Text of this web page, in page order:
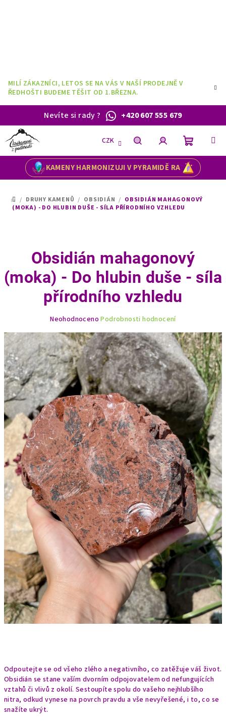
MILÍ ZÁKAZNÍCI, LETOS SE NA VÁS V NAŠÍ PRODEJNĚ V
ŘEDHOŠTI BUDEME TĚŠIT OD 1.BŘEZNA.
Nevíte si rady? +420 607 555 679
KAMENY HARMONIZUJI V PYRAMIDĚ RA
CZK
HledatPřihlášeníNákupní
DOMŮ
/ DRUHY KAMENŮ / OBSIDIÁN / OBSIDIÁN MAHAGONOVÝ
(MOKA) - DO HLUBIN DUŠE - SÍLA PŘÍRODNÍHO VZHLEDU
Odpoutejte se od všeho zlého a negativního, co zatěžuje váš život.
Obsidián se stane vaším dvorním odpojovatelem od nefungujících
vztahů či vlivů z okolí. Sestoupíte spolu do vašeho nejhlubšího
nitra, odkud vynese na povrch pravdu a vše nevyřešené, i to, co se
snažíte ukrýt.
Obsidián mahagonový
(moka) - Do hlubin duše - síla
přírodního vzhledu
produktu
je
0,0
z
5
hvězdiček.
Neohodnoceno Podrobnosti hodnocení